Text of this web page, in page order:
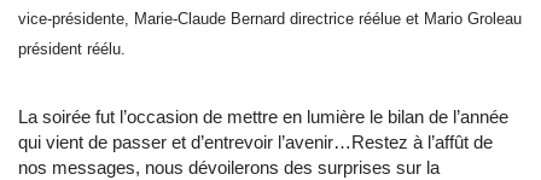
vice-présidente, Marie-Claude Bernard directrice réélue et Mario Groleau
président réélu.
La soirée fut l’occasion de mettre en lumière le bilan de l’année
qui vient de passer et d’entrevoir l’avenir…Restez à l’affût de
nos messages, nous dévoilerons des surprises sur la